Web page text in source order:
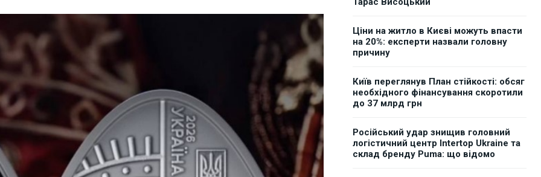
Ціни на житло в Києві можуть впасти
на 20%: експерти назвали головну
причину
Київ переглянув План стійкості: обсяг
необхідного фінансування скоротили
до 37 млрд грн
Російський удар знищив головний
логістичний центр Intertop Ukraine та
склад бренду Puma: що відомо